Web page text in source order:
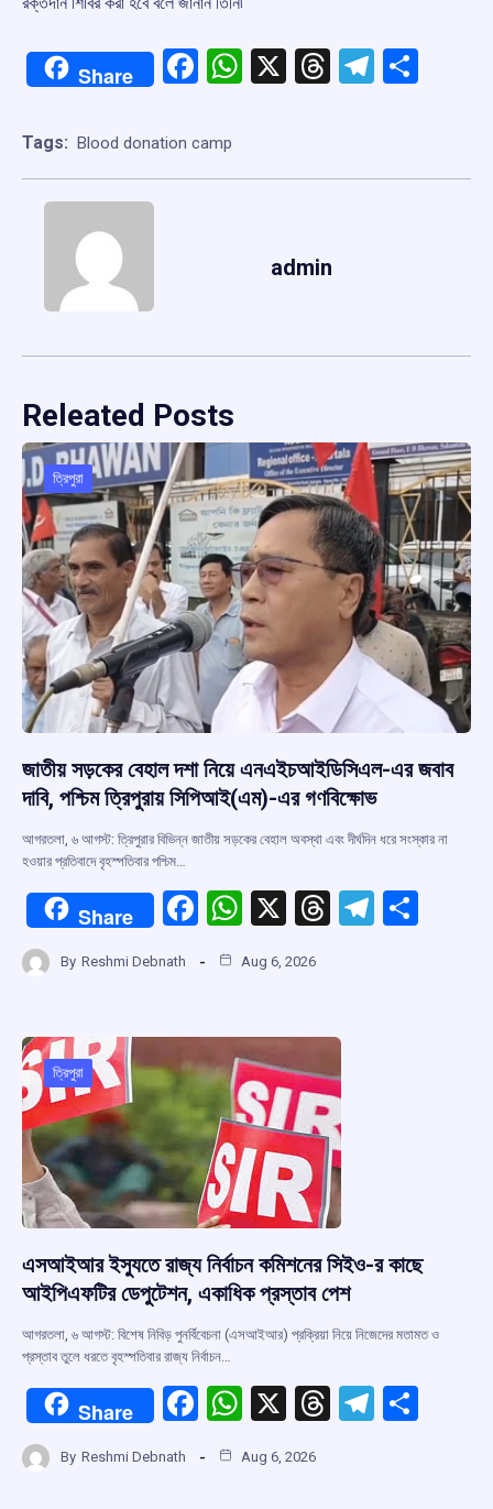
Share Facebook
WhatsApp
X Threads
Tags: Blood donation camp
admin
Releated Posts
ত্রিপুরা
জাতীয় সড়কের বেহাল দশা নিয়ে এনএইচআইডিসিএল-এর জবাব
দাবি, পশ্চিম ত্রিপুরায় সিপিআই(এম)-এর গণবিক্ষোভ
আগরতলা, ৬ আগস্ট: ত্রিপুরার বিভিন্ন জাতীয় সড়কের বেহাল অবস্থা এবং দীর্ঘদিন ধরে সংস্কার না
হওয়ার প্রতিবাদে বৃহস্পতিবার পশ্চিম…
Share
F
ce
o
o
k
W
at
A
p
p
X
T
d
s
T
By Reshmi Debnath Aug 6, 2026
ত্রিপুরা
এসআইআর ইস্যুতে রাজ্য নির্বাচন কমিশনের সিইও-র কাছে
আইপিএফটির ডেপুটেশন, একাধিক প্রস্তাব পেশ
আগরতলা, ৬ আগস্ট: বিশেষ নিবিড় পুনর্বিবেচনা (এসআইআর) প্রক্রিয়া নিয়ে নিজেদের মতামত ও
প্রস্তাব তুলে ধরতে বৃহস্পতিবার রাজ্য নির্বাচন…
Share
F
ce
W
at
X
T
T
By Reshmi Debnath Aug 6, 2026